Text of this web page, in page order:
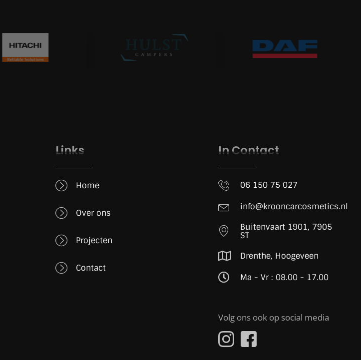
Links
Home
Over ons
Projecten
Contact
In Contact
06 150 75 027
info@krooncarcosmetics.nl
Buitenvaart 1901, 7905
ST
Drenthe, Hoogeveen
Ma - Vr : 08.00 - 17.00
Volg ons ook op social media